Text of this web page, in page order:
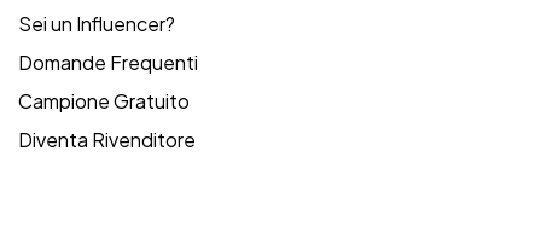
Sei un Influencer?
Domande Frequenti
Campione Gratuito
Diventa Rivenditore